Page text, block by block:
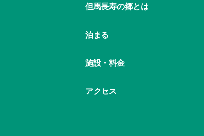
但馬⾧寿の郷とは
泊まる
施設・料金
アクセス